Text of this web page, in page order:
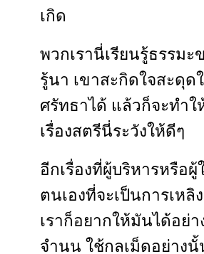
เกิด
พวกเรานี่เรียนรู้ธรรม
รู้นา เขาสะกิดใจสะดุ
ศรัทธาได้ แล้วก็จะทำใ
เรื่องสตรีนี่ระวังให้ดีๆ
อีกเรื่องที่ผู้บริหารหรือ
ตนเองที่จะเป็นการเหลิ
เราก็อยากให้มันได้อย่า
จำนน ใช้กลเม็ดอย่างนั้